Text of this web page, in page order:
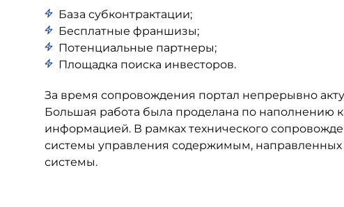
База субконтрактации;
Бесплатные франшизы;
Потенциальные партнеры;
Площадка поиска инвесторов.
За время сопровождения портал непрерывно
Большая работа была проделана по наполнению
информацией. В рамках технического
системы управления содержимым,
системы.